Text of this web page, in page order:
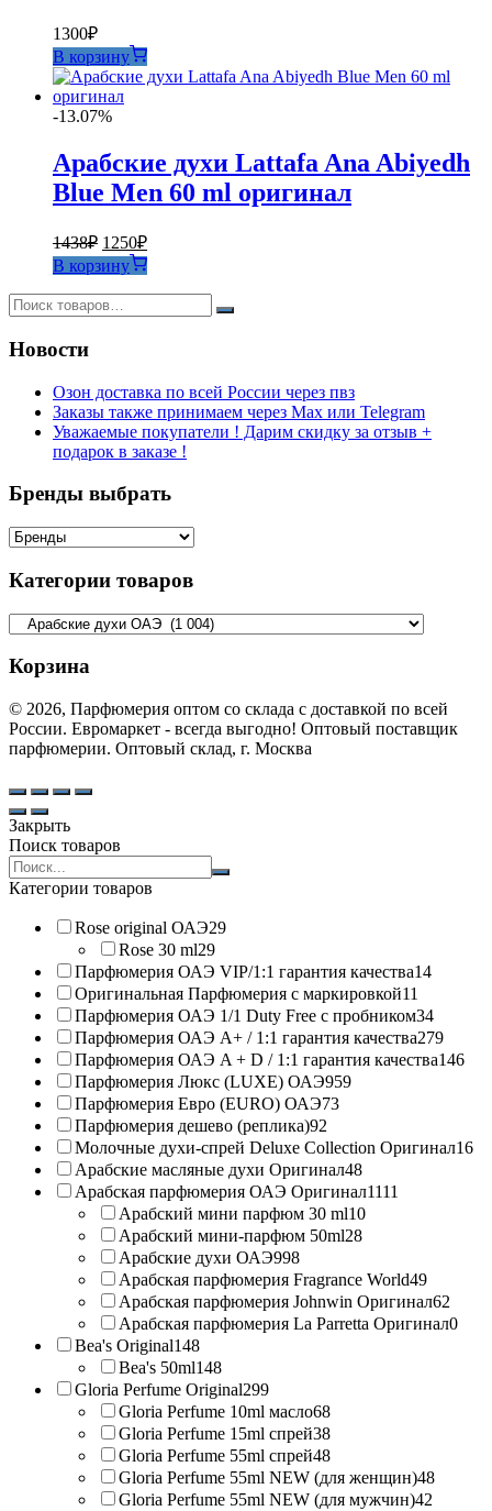
1300₽
В корзину
-13.07%
Арабские духи Lattafa Ana Abiyedh
Blue Men 60 ml оригинал
1438₽ Первоначальная
цена
составляла
1438₽.
1250₽Текущая
цена:
1250₽.
В корзину
Новости
Озон доставка по всей России через пвз
Заказы также принимаем через Max или Telegram
Уважаемые покупатели ! Дарим скидку за отзыв +
подарок в заказе !
Бренды выбрать
Категории товаров
Корзина
© 2026, Парфюмерия оптом со склада с доставкой по всей
России. Евромаркет - всегда выгодно! Оптовый поставщик
парфюмерии. Оптовый склад, г. Москва
Закрыть
Поиск товаров
Search
products:
Категории товаров
Rose original ОАЭ29
Rose 30 ml29
Парфюмерия ОАЭ VIP/1:1 гарантия качества14
Оригинальная Парфюмерия с маркировкой11
Парфюмерия ОАЭ 1/1 Duty Free с пробником34
Парфюмерия ОАЭ A+ / 1:1 гарантия качества279
Парфюмерия ОАЭ A + D / 1:1 гарантия качества146
Парфюмерия Люкс (LUXE) ОАЭ959
Парфюмерия Евро (EURO) ОАЭ73
Парфюмерия дешево (реплика)92
Молочные духи-спрей Deluxe Collection Оригинал16
Арабские масляные духи Оригинал48
Арабская парфюмерия ОАЭ Оригинал1111
Арабский мини парфюм 30 ml10
Арабский мини-парфюм 50ml28
Арабские духи ОАЭ998
Арабская парфюмерия Fragrance World49
Арабская парфюмерия Johnwin Оригинал62
Арабская парфюмерия La Parretta Оригинал0
Bea's Original148
Bea's 50ml148
Gloria Perfume Original299
Gloria Perfume 10ml масло68
Gloria Perfume 15ml спрей38
Gloria Perfume 55ml спрей48
Gloria Perfume 55ml NEW (для женщин)48
Gloria Perfume 55ml NEW (для мужчин)42